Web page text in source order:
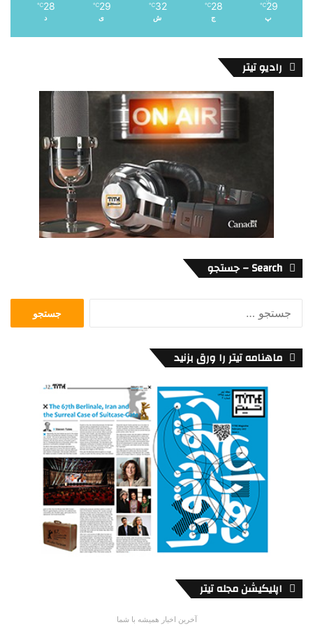
29
℃
پ
28
℃
ج
32
℃
ش
29
℃
ی
28
℃
د
رادیو تیتر
Search – جستجو
ماهنامه تیتر را ورق بزنید
اپلیکیشن مجله تیتر
آخرین اخبار همیشه با شما